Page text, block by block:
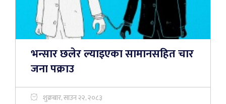
भन्सार छलेर ल्याइएका सामानसहित चार
जना पक्राउ
शुक्रबार, साउन २२, २०८३